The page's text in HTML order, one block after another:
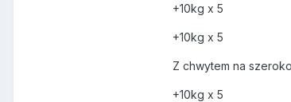
+10kg x 5
+10kg x 5
Z chwytem na
+10kg x 5